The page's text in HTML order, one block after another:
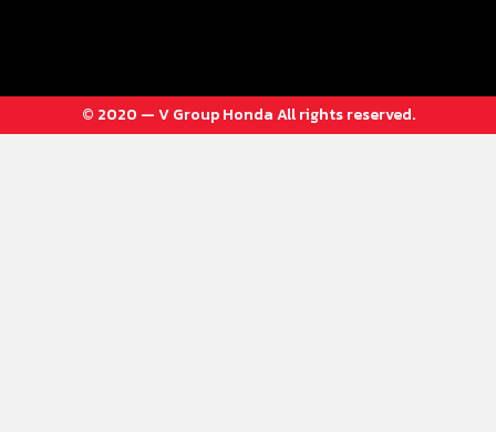
© 2020 — V Group Honda All rights reserved.